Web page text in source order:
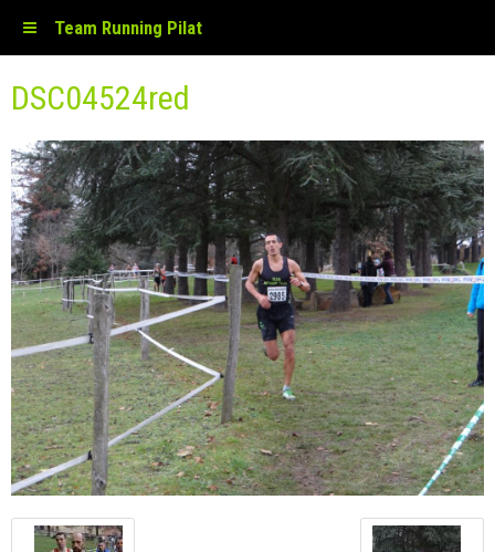
Team Running Pilat
DSC04524red